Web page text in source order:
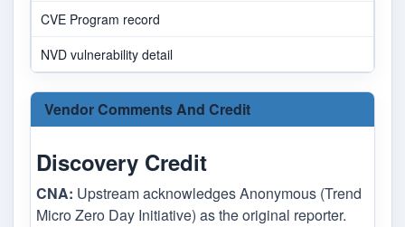
CVE Program record
NVD vulnerability detail
Vendor Comments And Credit
Discovery Credit
CNA: Upstream acknowledges Anonymous (Trend
Micro Zero Day Initiative) as the original reporter.